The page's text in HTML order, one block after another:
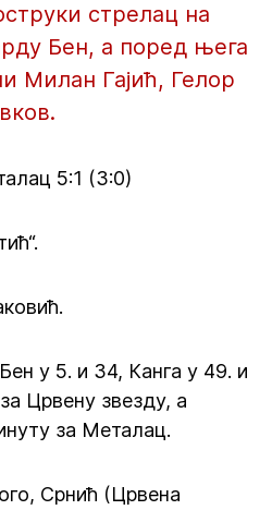
стрелац на
Бен, а поред њега
Милан Гајић, Гелор
5:1 (3:0)
у 5. и 34, Канга у 49. и
Црвену звезду, а
за Металац.
Срнић (Црвена